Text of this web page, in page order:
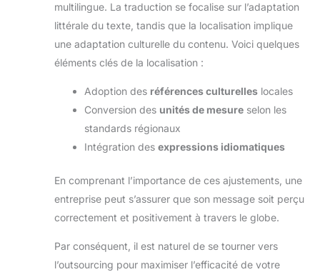
multilingue. La traduction se focalise sur l’adaptation
littérale du texte, tandis que la localisation implique
une adaptation culturelle du contenu. Voici quelques
éléments clés de la localisation :
Adoption des références culturelles locales
Conversion des unités de mesure selon les
standards régionaux
Intégration des expressions idiomatiques
En comprenant l’importance de ces ajustements, une
entreprise peut s’assurer que son message soit perçu
correctement et positivement à travers le globe.
Par conséquent, il est naturel de se tourner vers
l’outsourcing pour maximiser l’efficacité de votre